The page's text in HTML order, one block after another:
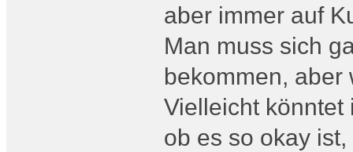
aber immer auf
Man muss sich
bekommen,
Vielleicht könntet
ob es so okay